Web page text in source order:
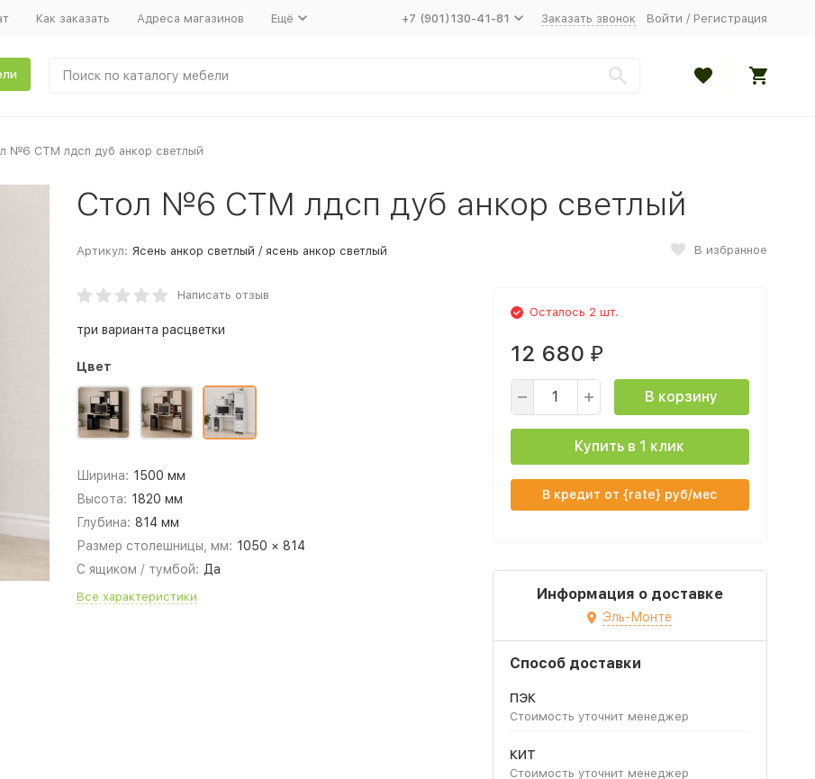
Как заказать Адреса магазинов Ещё +7 (901)130-41-81 Заказать звонок Войти / Регистрация
№6 СТМ лдсп дуб анкор светлый
Стол №6 СТМ лдсп дуб анкор светлый
Артикул: Ясень анкор светлый / ясень анкор светлый В избранное
Написать отзыв
три варианта расцветки
Цвет
Ширина: 1500 мм
Высота: 1820 мм
Глубина: 814 мм
Размер столешницы, мм: 1050 × 814
С ящиком / тумбой: Да
Все характеристики
Осталось 2 шт.
12 680 ₽
В корзину
Купить в 1 клик
В кредит от {rate} руб/мес
Информация о доставке
Эль-Монте
Способ доставки
ПЭК
Стоимость уточнит менеджер
КИТ
Стоимость уточнит менеджер